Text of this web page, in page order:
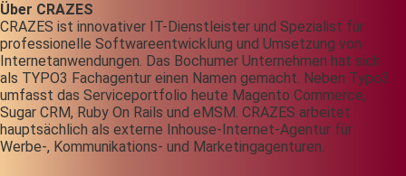
Über CRAZES
CRAZES ist innovativer IT-Dienstleister und Spezialist für
professionelle Softwareentwicklung und Umsetzung von
Internetanwendungen. Das Bochumer Unternehmen hat sich
als TYPO3 Fachagentur einen Namen gemacht. Neben Typo3
umfasst das Serviceportfolio heute Magento Commerce,
Sugar CRM, Ruby On Rails und eMSM. CRAZES arbeitet
hauptsächlich als externe Inhouse-Internet-Agentur für
Werbe-, Kommunikations- und Marketingagenturen.